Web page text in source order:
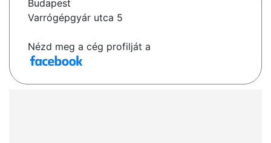
Budapest
Varrógépgyár utca 5
Nézd meg a cég profilját a